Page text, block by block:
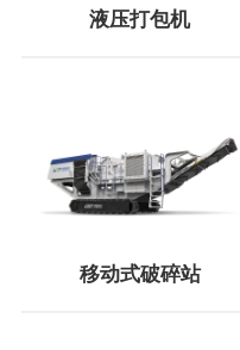
液压打包机
移动式破碎站